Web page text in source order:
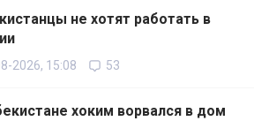
не хотят работать в
2026, 15:08 53
хоким ворвался в дом